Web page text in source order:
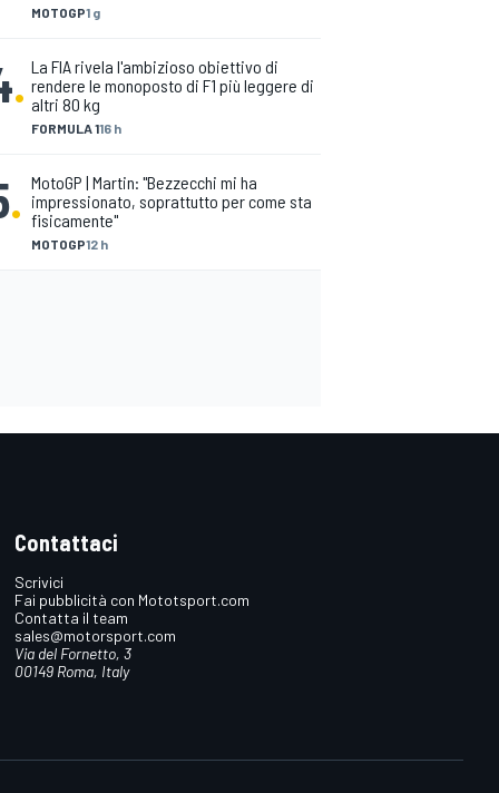
MOTOGP1 g
.
FORMULA 116 h
La FIA rivela l'ambizioso obiettivo di
rendere le monoposto di F1 più leggere di
altri 80 kg
.
MOTOGP12 h
MotoGP | Martin: "Bezzecchi mi ha
impressionato, soprattutto per come sta
fisicamente"
Contattaci
Scrivici
Fai pubblicità con Mototsport.com
Contatta il team
sales@motorsport.com
Via del Fornetto, 3
00149 Roma, Italy